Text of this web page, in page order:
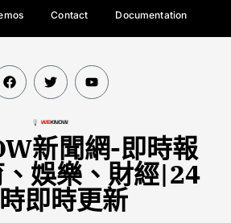
Contact Documentation
新聞網-即時報
娛樂、財經|24
即時更新